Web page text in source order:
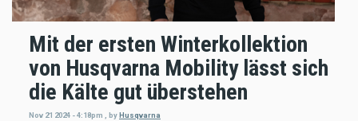
Mit der ersten Winterkollektion
von Husqvarna Mobility lässt sich
die Kälte gut überstehen
Nov 21 2024 - 4:18pm , byHusqvarna